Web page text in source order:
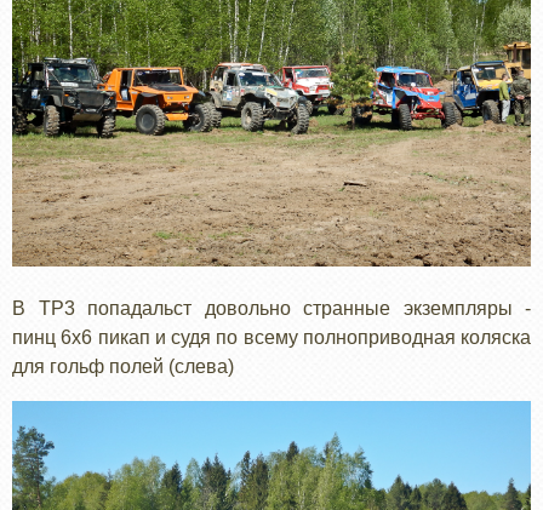
В ТР3 попадальст довольно странные экземпляры -
пинц 6х6 пикап и судя по всему полноприводная коляска
для гольф полей (слева)